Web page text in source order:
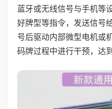
蓝牙或无线信号与手机等
好牌型等指令，发送信号
号后驱动内部微型电机或
码牌过程中进行干预，达